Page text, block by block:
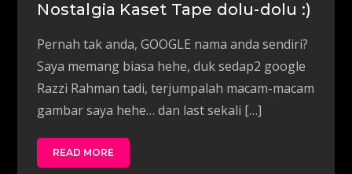
Nostalgia Kaset Tape dolu-dolu :)
Pernah tak anda, GOOGLE nama anda sendiri?
Saya memang biasa hehe, duk sedap2 google
Razzi Rahman tadi, terjumpalah macam-macam
gambar saya hehe… dan last sekali […]
READ MORE